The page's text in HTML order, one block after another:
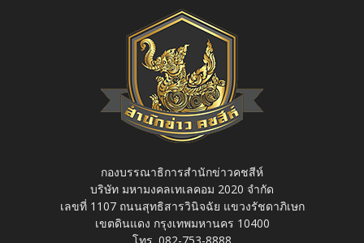
กองบรรณาธิการสำนักข่าวคชสีห์
บริษัท มหามงคลเทเลคอม 2020 จำกัด
เลขที่ 1107 ถนนสุทธิสารวินิจฉัย แขวงรัชดาภิเษก
เขตดินแดง กรุงเทพมหานคร 10400